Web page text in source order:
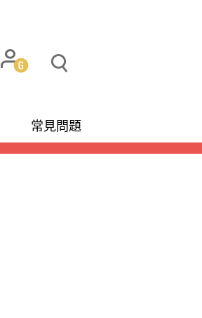
常見問題